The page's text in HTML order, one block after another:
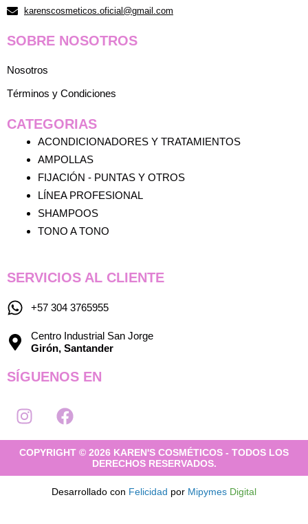
karenscosmeticos.oficial@gmail.com
SOBRE NOSOTROS
Nosotros
Términos y Condiciones
CATEGORIAS
ACONDICIONADORES Y TRATAMIENTOS
AMPOLLAS
FIJACIÓN - PUNTAS Y OTROS
LÍNEA PROFESIONAL
SHAMPOOS
TONO A TONO
SERVICIOS AL CLIENTE
+57 304 3765955
Centro Industrial San Jorge
Girón, Santander
SÍGUENOS EN
I
n
s
t
a
F
a
c
e
b
o
COPYRIGHT © 2026 KAREN'S COSMÉTICOS - TODOS LOS
DERECHOS RESERVADOS.
Desarrollado con Felicidad por Mipymes Digital